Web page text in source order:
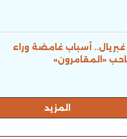
غبريال.. أسباب غامضة وراء
«المقامرون»
المزيد